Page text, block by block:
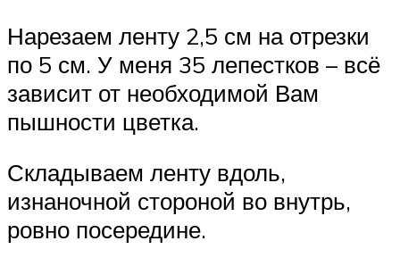
Нарезаем ленту 2,5 см на отрезки
по 5 см. У меня 35 лепестков – всё
зависит от необходимой Вам
пышности цветка.
Складываем ленту вдоль,
изнаночной стороной во внутрь,
ровно посередине.